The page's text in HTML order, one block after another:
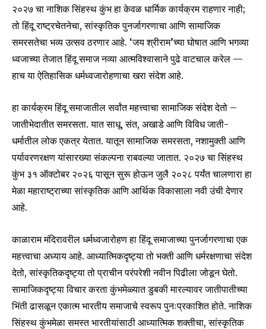
२०२७ चा नाशिक सिंहस्थ कुंभ हा केवळ धार्मिक कार्यक्रम राहणार नाही;
तो हिंदू राष्ट्रचेतनेचा, सांस्कृतिक पुनर्जागरणाचा आणि सामाजिक
समरसतेचा भव्य उत्सव ठरणार आहे. ‘जय श्रीराम’च्या घोषात आणि भगव्या
ध्वजाच्या तेजात हिंदू समाज नव्या आत्मविश्वासाने पुढे वाटचाल करेल —
हाच या ऐतिहासिक धर्मध्वजारोहणाचा खरा संदेश आहे.
हा कार्यक्रम हिंदू समाजातील सर्वांत महत्त्वाचा सामाजिक संदेश देतो –
जातीभेदातीत समरसता. यात साधू, संत, अखाडे आणि विविध जाती-
धर्मातील लोक एकत्र येतात. यातून सामाजिक समरसता, नशामुक्ती आणि
पर्यावरणरक्षण यांसारख्या संकल्पना राबवल्या जातात. २०२७ चा सिंहस्थ
कुंभ ३१ ऑक्टोबर २०२६ पासून सुरू होऊन जुलै २०२८ पर्यंत चालणारा हा
मेळा महाराष्ट्राच्या सांस्कृतिक आणि आर्थिक विकासाला नवी उंची देणार
आहे.
काळाराम मंदिरावरील धर्मध्वजारोहण हा हिंदू समाजाच्या पुनर्जागरणाचा एक
महत्त्वाचा अध्याय आहे. आध्यात्मिकदृष्ट्या तो भक्ती आणि धर्मरक्षणाचा संदेश
देतो, सांस्कृतिकदृष्ट्या तो प्राचीन परंपरेशी नवीन पिढीला जोडून घेतो.
सामाजिकदृष्ट्या विचार करता कुंभमेळ्यात डुबकी मारल्यावर जातीपातीच्या
भिंती ढासळून एकात्म भारतीय समाजाचे स्वरूप पुनःप्रकाशित होते. नाशिक
सिंहस्थ कुंभमेळा समस्त भारतीयांसाठी आध्यात्मिक शक्तीचा, सांस्कृतिक